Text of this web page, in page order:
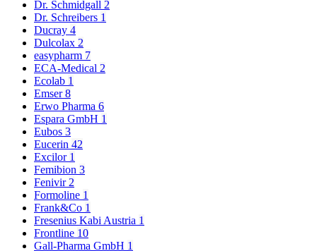
Dr. Schmidgall 2
Dr. Schreibers 1
Ducray 4
Dulcolax 2
easypharm 7
ECA-Medical 2
Ecolab 1
Emser8
Erwo Pharma 6
Espara GmbH 1
Eubos 3
Eucerin 42
Excilor 1
Femibion 3
Fenivir 2
Formoline 1
Frank&Co 1
Fresenius Kabi Austria 1
Frontline 10
Gall-Pharma GmbH 1